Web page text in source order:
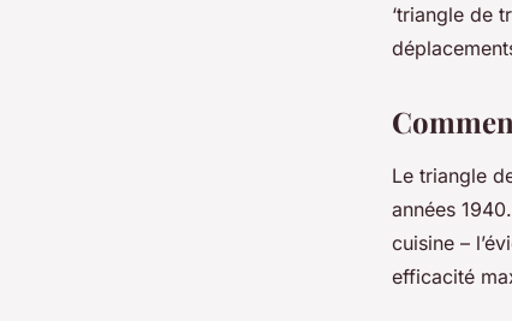
‘triangle de
Le triangle
années
cuisine –
efficacité